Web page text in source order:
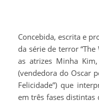
Concebida, escrita e
da série de terror “The
as atrizes Minha
(vendedora do Oscar
Felicidade”) que
em três fases distintas